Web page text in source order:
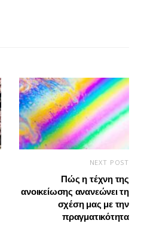
NEXT POST
Πώς η τέχνη της
ανοικείωσης ανανεώνει τη
σχέση μας με την
πραγματικότητα